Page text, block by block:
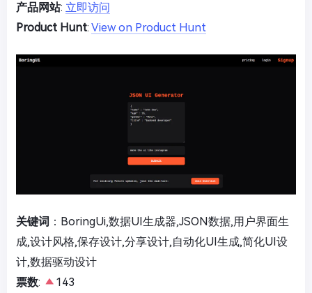
产品网站: 立即访问
Product Hunt: View on Product Hunt
关键词 ：BoringUi,数据UI生成器,JSON数据,用户界面生
成,设计风格,保存设计,分享设计,自动化UI生成,简化UI设
计,数据驱动设计
票数:
143